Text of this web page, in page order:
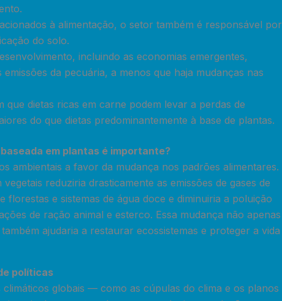
à alimentação, o setor também é responsável por
do solo.
incluindo as economias emergentes,
da pecuária, a menos que haja mudanças nas
que dietas ricas em carne podem levar a perdas de
do que dietas predominantemente à base de plantas.
em plantas é importante?
ambientais a favor da mudança nos padrões alimentares.
reduziria drasticamente as emissões de gases de
florestas e sistemas de água doce e diminuiria a poluição
de ração animal e esterco. Essa mudança não apenas
ajudaria a restaurar ecossistemas e proteger a vida
políticas
globais — como as cúpulas do clima e os planos